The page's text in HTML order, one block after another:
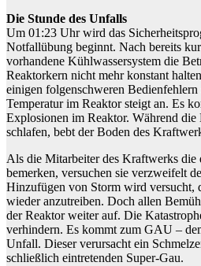
Die Stunde des Unfalls
Um 01:23 Uhr wird das
Notfallübung beginnt. Nach bereits
vorhandene Kühlwassersystem die
Reaktorkern nicht mehr konstant
einigen folgenschweren
Temperatur im Reaktor steigt an. Es
Explosionen im Reaktor. Während
schlafen, bebt der Boden des
Als die Mitarbeiter des Kraftwerks die
bemerken, versuchen sie verzweifelt
Hinzufügen von Storm wird versucht,
wieder anzutreiben. Doch allen
der Reaktor weiter auf. Die
verhindern. Es kommt zum GAU –
Unfall. Dieser verursacht ein
schließlich eintretenden Super-Gau.